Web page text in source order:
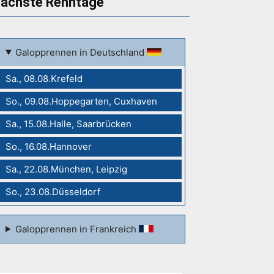
Galopprennen in Deutschland
Sa., 08.08.Krefeld
So., 09.08.Hoppegarten, Cuxhaven
Sa., 15.08.Halle, Saarbrücken
So., 16.08.Hannover
Sa., 22.08.München, Leipzig
So., 23.08.Düsseldorf
Galopprennen in Frankreich